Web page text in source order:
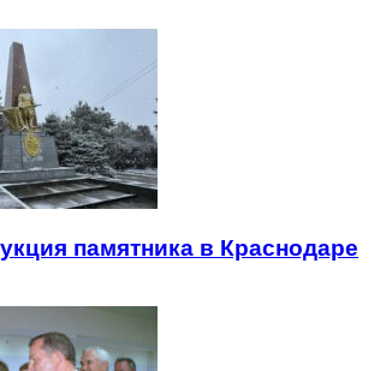
памятника в Краснодаре